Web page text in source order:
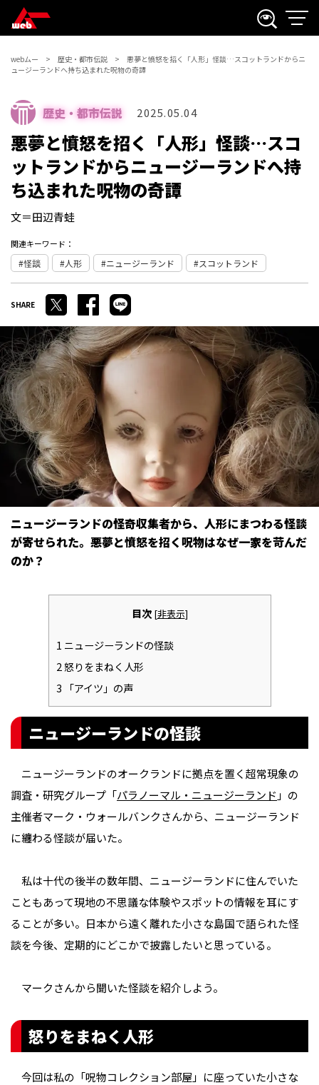
webムー 歴史・都市伝説
悪夢と憤怒を招く「人形」怪談…スコットランドからニ
ュージーランドへ持ち込まれた呪物の奇譚
歴史・都市伝説 2025.05.04
悪夢と憤怒を招く「人形」怪談…スコ
ットランドからニュージーランドへ持
ち込まれた呪物の奇譚
文＝田辺青蛙
関連キーワード：
怪談 人形 ニュージーランド スコットランド
ニュージーランドの怪奇収集者から、人形にまつわる怪談
が寄せられた。悪夢と憤怒を招く呪物はなぜ一家を苛んだ
のか？
目次 [非表示]
1 ニュージーランドの怪談
2怒りをまねく人形
3 「アイツ」の声
ニュージーランドの怪談
ニュージーランドのオークランドに拠点を置く超常現象の
調査・研究グループ「パラノーマル・ニュージーランド 」の
主催者マーク・ウォールバンクさんから、ニュージーランド
に纏わる怪談が届いた。
私は十代の後半の数年間、ニュージーランドに住んでいた
こともあって現地の不思議な体験やスポットの情報を耳にす
ることが多い。日本から遠く離れた小さな島国で語られた怪
談を今後、定期的にどこかで披露したいと思っている。
マークさんから聞いた怪談を紹介しよう。
怒りをまねく人形
今回は私の「呪物コレクション部屋」に座っていた小さな